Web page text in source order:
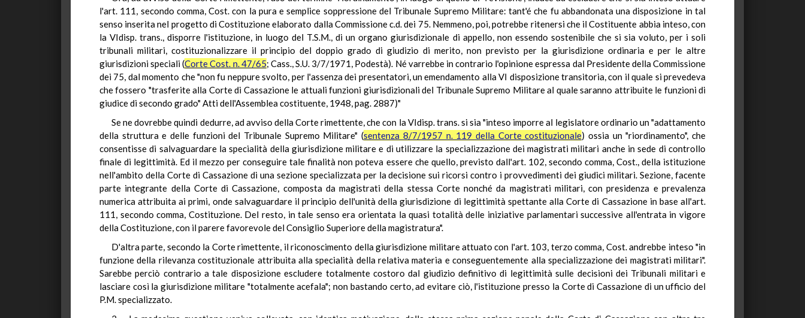
l'art. 111, secondo comma, Cost. con la pura e semplice soppressione del Tribunale Supremo Militare: tant'é che fu abbandonata una disposizione in tal
senso inserita nel progetto di Costituzione elaborato dalla Commissione c.d. dei 75. Nemmeno, poi, potrebbe ritenersi che il Costituente abbia inteso, con
la VIdisp. trans., disporre l'istituzione, in luogo del T.S.M., di un organo giurisdizionale di appello, non essendo sostenibile che si sia voluto, per i soli
tribunali militari, costituzionalizzare il principio del doppio grado di giudizio di merito, non previsto per la giurisdizione ordinaria e per le altre
giurisdizioni speciali (Corte Cost. n. 47/65; Cass., S.U. 3/7/1971, Podestà). Né varrebbe in contrario l'opinione espressa dal Presidente della Commissione
dei 75, dal momento che "non fu neppure svolto, per l'assenza dei presentatori, un emendamento alla VI disposizione transitoria, con il quale si prevedeva
che fossero "trasferite alla Corte di Cassazione le attuali funzioni giurisdizionali del Tribunale Supremo Militare al quale saranno attribuite le funzioni di
giudice di secondo grado" Atti dell'Assemblea costituente, 1948, pag. 2887)"
Se ne dovrebbe quindi dedurre, ad avviso della Corte rimettente, che con la VIdisp. trans. si sia "inteso imporre al legislatore ordinario un "adattamento
della struttura e delle funzioni del Tribunale Supremo Militare" (sentenza 8/7/1957 n. 119 della Corte costituzionale) ossia un "riordinamento", che
consentisse di salvaguardare la specialità della giurisdizione militare e di utilizzare la specializzazione dei magistrati militari anche in sede di controllo
finale di legittimità. Ed il mezzo per conseguire tale finalità non poteva essere che quello, previsto dall'art. 102, secondo comma, Cost., della istituzione
nell'ambito della Corte di Cassazione di una sezione specializzata per la decisione sui ricorsi contro i provvedimenti dei giudici militari. Sezione, facente
parte integrante della Corte di Cassazione, composta da magistrati della stessa Corte nonché da magistrati militari, con presidenza e prevalenza
numerica attribuita ai primi, onde salvaguardare il principio dell'unità della giurisdizione di legittimità spettante alla Corte di Cassazione in base all'art.
111, secondo comma, Costituzione. Del resto, in tale senso era orientata la quasi totalità delle iniziative parlamentari successive all'entrata in vigore
della Costituzione, con il parere favorevole del Consiglio Superiore della magistratura".
D'altra parte, secondo la Corte rimettente, il riconoscimento della giurisdizione militare attuato con l'art. 103, terzo comma, Cost. andrebbe inteso "in
funzione della rilevanza costituzionale attribuita alla specialità della relativa materia e conseguentemente alla specializzazione dei magistrati militari".
Sarebbe perciò contrario a tale disposizione escludere totalmente costoro dal giudizio definitivo di legittimità sulle decisioni dei Tribunali militari e
lasciare così la giurisdizione militare "totalmente acefala"; non bastando certo, ad evitare ciò, l'istituzione presso la Corte di Cassazione di un ufficio del
P.M. specializzato.